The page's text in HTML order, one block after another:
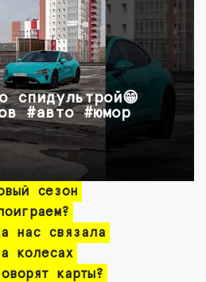
спидультрой😁
#авто #юмор
сезон
нас связала
колесах
карты?